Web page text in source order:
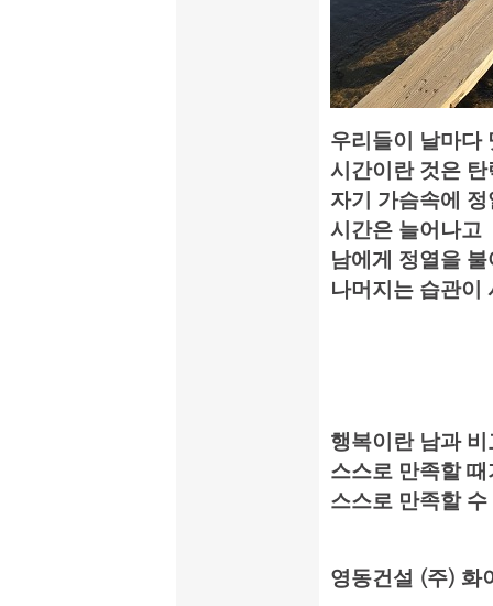
우리들이 날마다
시간이란 것은
자기 가슴속에
시간은 늘어나고
남에게 정열을
나머지는 습관이
행복이란 남과
스스로 만족할
스스로 만족할
영동건설 (주) 화